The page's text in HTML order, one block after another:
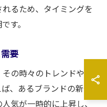
るため、タイミングを
す。
要
の時々のトレンドや需
、あるブランドの新作
気が一時的に上昇し、